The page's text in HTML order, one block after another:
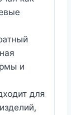
и
для